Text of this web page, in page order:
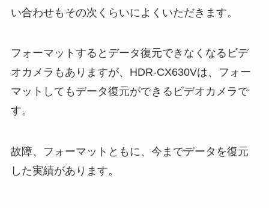
い合わせもその次くらいによくいただきます。
フォーマットするとデータ復元できなくなるビデ
オカメラもありますが、HDR-CX630Vは、フォー
マットしてもデータ復元ができるビデオカメラで
す。
故障、フォーマットともに、今までデータを復元
した実績があります。